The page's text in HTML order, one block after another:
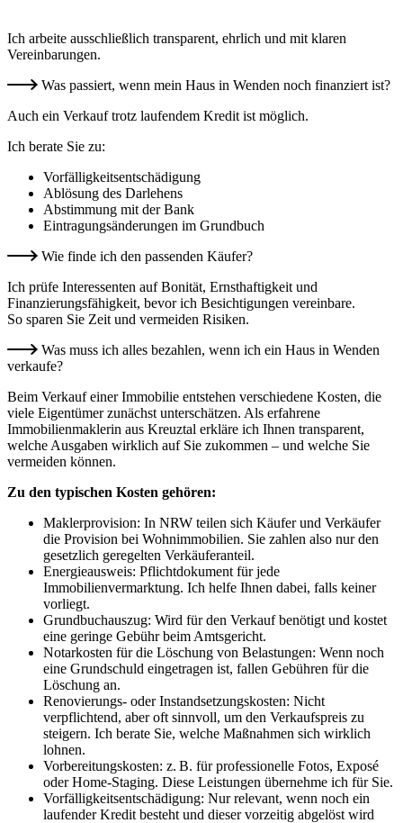
Ich arbeite ausschließlich transparent, ehrlich und mit klaren
Vereinbarungen.
Was passiert, wenn mein Haus in Wenden noch finanziert ist?
Auch ein Verkauf trotz laufendem Kredit ist möglich.
Ich berate Sie zu:
Vorfälligkeitsentschädigung
Ablösung des Darlehens
Abstimmung mit der Bank
Eintragungsänderungen im Grundbuch
Wie finde ich den passenden Käufer?
Ich prüfe Interessenten auf Bonität, Ernsthaftigkeit und
Finanzierungsfähigkeit, bevor ich Besichtigungen vereinbare.
So sparen Sie Zeit und vermeiden Risiken.
Was muss ich alles bezahlen, wenn ich ein Haus in Wenden
verkaufe?
Beim Verkauf einer Immobilie entstehen verschiedene Kosten, die
viele Eigentümer zunächst unterschätzen. Als erfahrene
Immobilienmaklerin aus Kreuztal erkläre ich Ihnen transparent,
welche Ausgaben wirklich auf Sie zukommen – und welche Sie
vermeiden können.
Zu den typischen Kosten gehören:
Maklerprovision: In NRW teilen sich Käufer und Verkäufer
die Provision bei Wohnimmobilien. Sie zahlen also nur den
gesetzlich geregelten Verkäuferanteil.
Energieausweis: Pflichtdokument für jede
Immobilienvermarktung. Ich helfe Ihnen dabei, falls keiner
vorliegt.
Grundbuchauszug: Wird für den Verkauf benötigt und kostet
eine geringe Gebühr beim Amtsgericht.
Notarkosten für die Löschung von Belastungen: Wenn noch
eine Grundschuld eingetragen ist, fallen Gebühren für die
Löschung an.
Renovierungs- oder Instandsetzungskosten: Nicht
verpflichtend, aber oft sinnvoll, um den Verkaufspreis zu
steigern. Ich berate Sie, welche Maßnahmen sich wirklich
lohnen.
Vorbereitungskosten: z. B. für professionelle Fotos, Exposé
oder Home‑Staging. Diese Leistungen übernehme ich für Sie.
Vorfälligkeitsentschädigung: Nur relevant, wenn noch ein
laufender Kredit besteht und dieser vorzeitig abgelöst wird